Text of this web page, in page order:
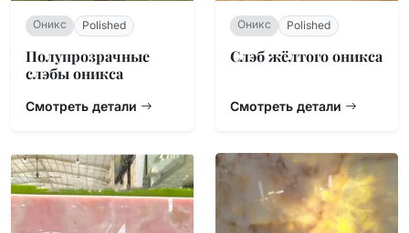
Оникс Polished
Полупрозрачные
слэбы оникса
Смотреть детали
Оникс Polished
Слэб жёлтого оникса
Смотреть детали